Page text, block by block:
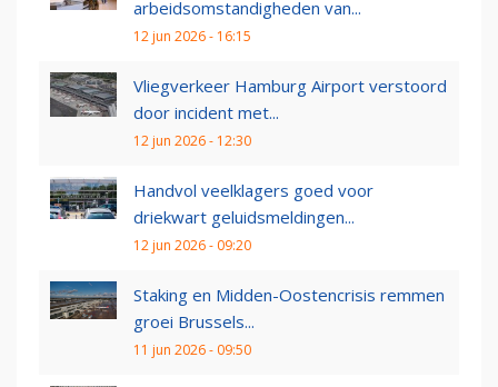
arbeidsomstandigheden van...
12 jun 2026 - 16:15
Vliegverkeer Hamburg Airport verstoord
door incident met...
12 jun 2026 - 12:30
Handvol veelklagers goed voor
driekwart geluidsmeldingen...
12 jun 2026 - 09:20
Staking en Midden-Oostencrisis remmen
groei Brussels...
11 jun 2026 - 09:50